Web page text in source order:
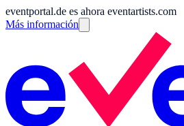
eventportal.de es ahora eventartists.com
Más información